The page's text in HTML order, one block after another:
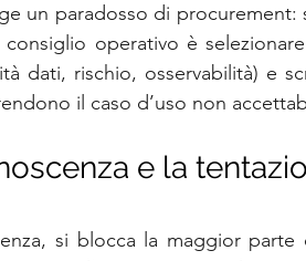
un paradosso di procurement:
operativo è
dati, rischio, osservabilità) e
il caso d’uso non
e la
si blocca la maggior